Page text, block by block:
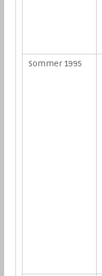
Sommer 1995